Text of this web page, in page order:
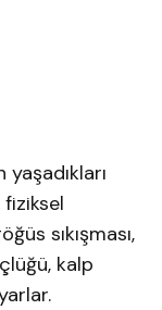
fiziksel
sıkışması,
kalp